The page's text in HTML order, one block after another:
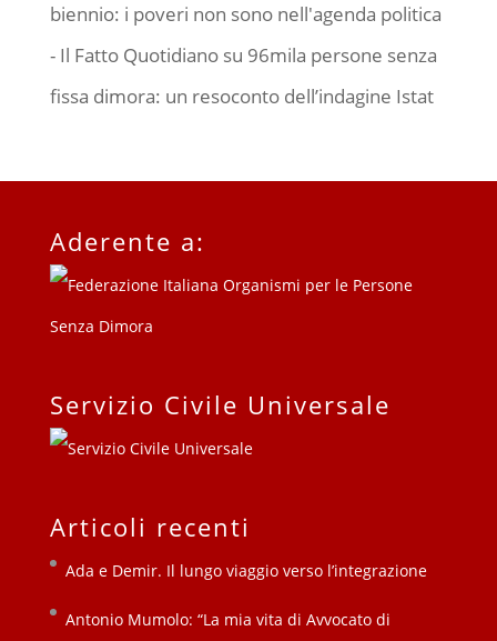
biennio: i poveri non sono nell'agenda politica
- Il Fatto Quotidianosu 96mila persone senza
fissa dimora: un resoconto dell’indagine Istat
Aderente a:
Servizio Civile Universale
Articoli recenti
Ada e Demir. Il lungo viaggio verso l’integrazione
Antonio Mumolo: “La mia vita di Avvocato di